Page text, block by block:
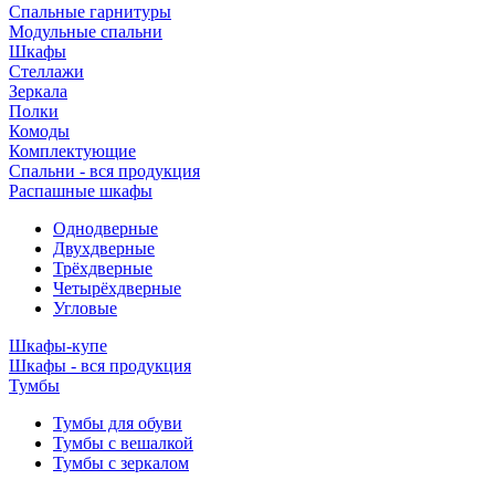
Спальные гарнитуры
Модульные спальни
Шкафы
Стеллажи
Зеркала
Полки
Комоды
Комплектующие
Спальни - вся продукция
Распашные шкафы
Однодверные
Двухдверные
Трёхдверные
Четырёхдверные
Угловые
Шкафы-купе
Шкафы - вся продукция
Тумбы
Тумбы для обуви
Тумбы с вешалкой
Тумбы с зеркалом